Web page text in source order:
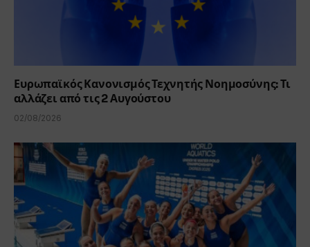
Ευρωπαϊκός Κανονισμός Τεχνητής Νοημοσύνης: Τι
αλλάζει από τις 2 Αυγούστου
02/08/2026